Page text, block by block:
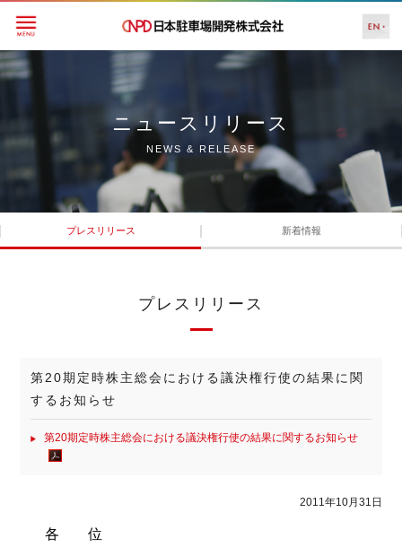
ニュースリリース
NEWS & RELEASE
プレスリリース 新着情報
プレスリリース
第20期定時株主総会における議決権行使の結果に関
するお知らせ
第20期定時株主総会における議決権行使の結果に関するお知らせ
2011年10月31日
各 位